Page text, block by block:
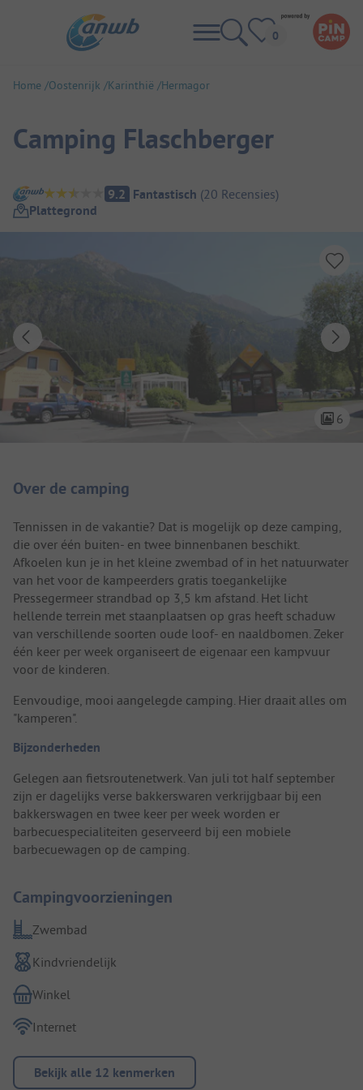
Home Oostenrijk Karinthië Hermagor
Camping Flaschberger
Camping overzicht
9.2 Fantastisch (20 Recensies)
Plattegrond
6
Over de camping
Tennissen in de vakantie? Dat is mogelijk op deze camping,
die over één buiten- en twee binnenbanen beschikt.
Afkoelen kun je in het kleine zwembad of in het natuurwater
van het voor de kampeerders gratis toegankelijke
Pressegermeer strandbad op 3,5 km afstand. Het licht
hellende terrein met staanplaatsen op gras heeft schaduw
van verschillende soorten oude loof- en naaldbomen. Zeker
één keer per week organiseert de eigenaar een kampvuur
voor de kinderen.
Eenvoudige, mooi aangelegde camping. Hier draait alles om
"kamperen".
Bijzonderheden
Gelegen aan fietsroutenetwerk. Van juli tot half september
zijn er dagelijks verse bakkerswaren verkrijgbaar bij een
bakkerswagen en twee keer per week worden er
barbecuespecialiteiten geserveerd bij een mobiele
barbecuewagen op de camping.
Campingvoorzieningen
Zwembad
Kindvriendelijk
Winkel
Internet
Bekijk alle 12 kenmerken